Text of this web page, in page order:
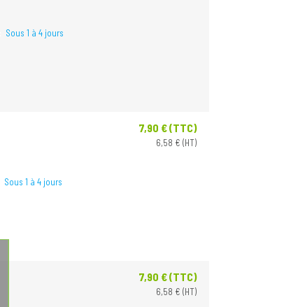
Sous 1 à 4 jours
Sous 1 à 4 jours
Prix
7,90 € (TTC)
6,58 € (HT)
Prix
7,90 € (TTC)
6,58 € (HT)